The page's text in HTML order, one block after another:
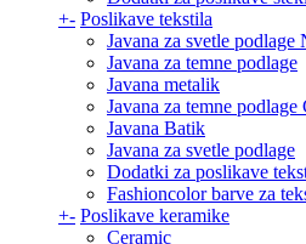
+- Poslikave tekstila
Javana za svetle podlage
Javana za temne podlage
Javana metalik
Javana za temne podlage
Javana Batik
Javana za svetle podlage
Dodatki za poslikave
Fashioncolor barve za
+- Poslikave keramike
Ceramic